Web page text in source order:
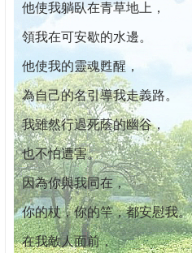
他使我躺臥在青草地上，
領我在可安歇的水邊。
他使我的靈魂甦醒，
為自己的名引導我走義路。
我雖然行過死蔭的幽谷，
也不怕遭害。
因為你與我同在，
你的杖，你的竿，都安慰我。
在我敵人面前，